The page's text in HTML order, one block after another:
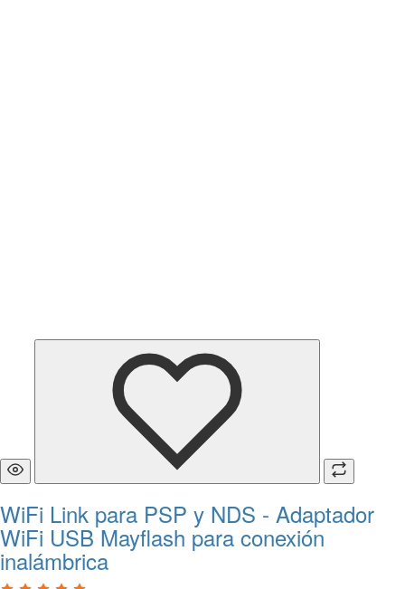
WiFi Link para PSP y NDS - Adaptador
WiFi USB Mayflash para conexión
inalámbrica